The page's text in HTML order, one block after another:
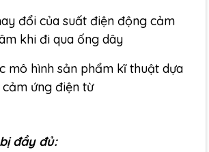
đổi của suất điện động cảm
khi đi qua ống dây
mô hình sản phẩm kĩ thuật dựa
ứng điện từ
đầy đủ: